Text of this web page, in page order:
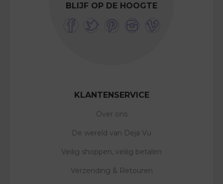
BLIJF OP DE HOOGTE
KLANTENSERVICE
Over ons
De wereld van Deja Vu
Veilig shoppen, veilig betalen
Verzending & Retouren